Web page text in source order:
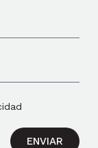
ENVIAR